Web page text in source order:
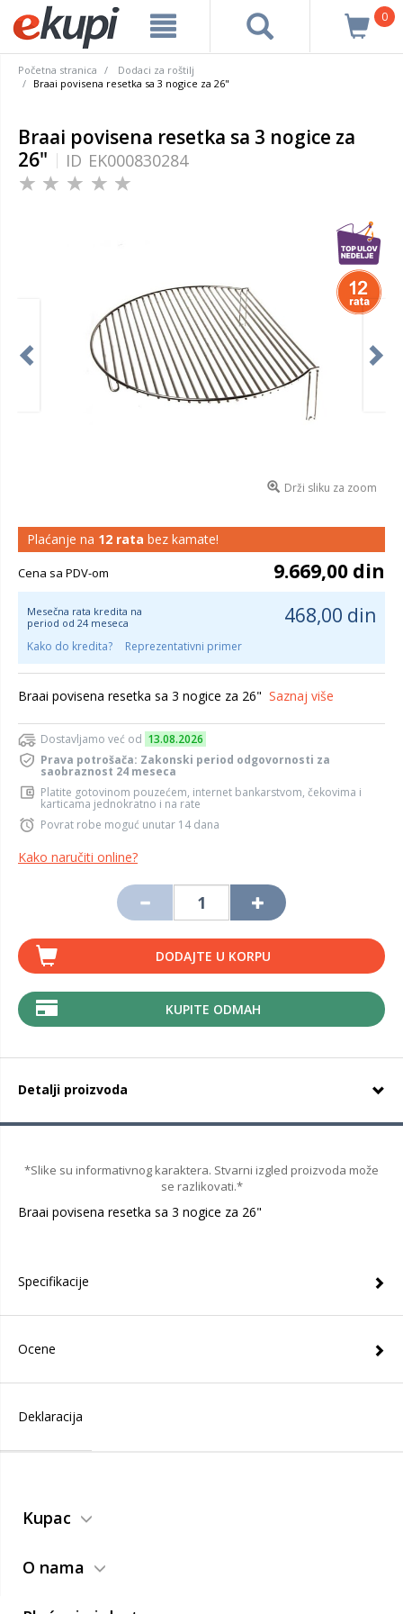
0
Početna stranica
Dodaci za roštilj
Braai povisena resetka sa 3 nogice za 26"
Braai povisena resetka sa 3 nogice za
26"
ID EK000830284
Drži sliku za zoom
Plaćanje na 12 rata bez kamate!
Cena sa PDV-om 9.669,00 din
Mesečna rata kredita na
period od 24 meseca
468,00 din
Kako do kredita? Reprezentativni primer
Braai povisena resetka sa 3 nogice za 26" Saznaj više
Dostavljamo već od 13.08.2026
Prava potrošača: Zakonski period odgovornosti za
saobraznost 24 meseca
Platite gotovinom pouzećem, internet bankarstvom, čekovima i
karticama jednokratno i na rate
Povrat robe moguć unutar 14 dana
Kako naručiti online?
DODAJTE U KORPU
KUPITE ODMAH
Detalji proizvoda
*Slike su informativnog karaktera. Stvarni izgled proizvoda može
se razlikovati.*
Braai povisena resetka sa 3 nogice za 26"
Specifikacije
Ocene
Deklaracija
Kupac
O nama